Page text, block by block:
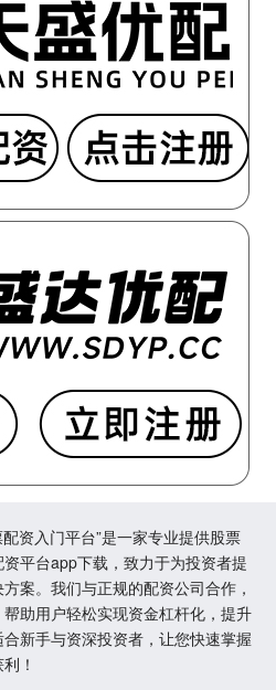
资入门平台”是一家专业提供股票
平台app下载，致力于为投资者提
案。我们与正规的配资公司合作，
助用户轻松实现资金杠杆化，提升
新手与资深投资者，让您快速掌握
！